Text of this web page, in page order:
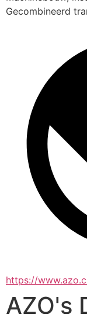
Gecombineerd
https://
AZO's